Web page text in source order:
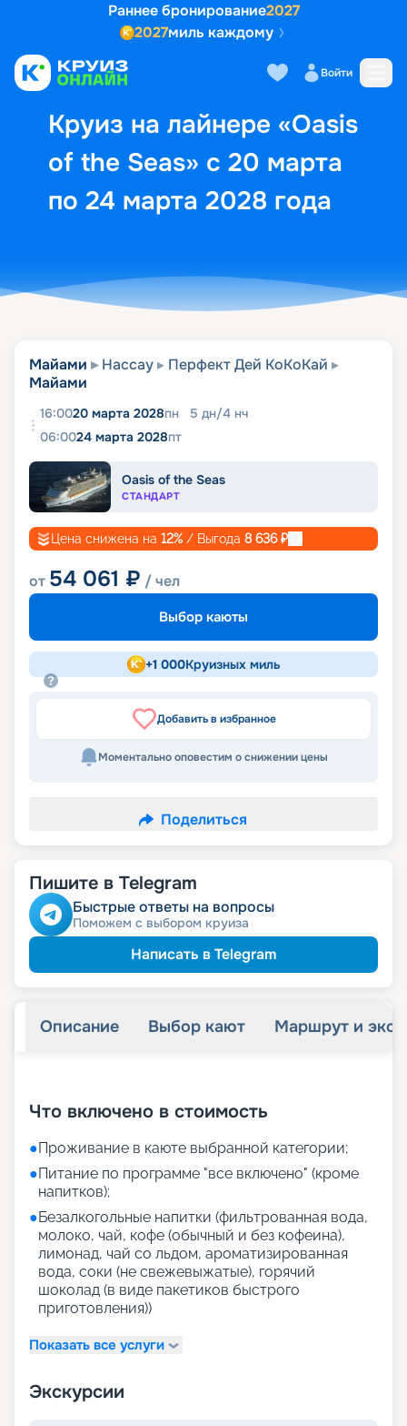
Раннее бронирование2027
2027миль каждому
Войти
Круиз на лайнере «Oasis
of the Seas» с 20 марта
по 24 марта 2028 года
Выбор кают Маршрут и
Майами Нассау
Перфект Дей КоКоКай
Майами
16:0020 марта 2028пн 5 дн/4 нч
06:0024 марта 2028пт
Oasis of the Seas
СТАНДАРТ
Цена снижена на 12% / Выгода 8 636₽
от 54 061 ₽ / чел
Выбор каюты
+1 000Круизных миль
Добавить в избранное
Моментально оповестим о снижении цены
Поделиться
Пишите в Telegram
Быстрые ответы на вопросы
Поможем с выбором круиза
Написать в Telegram
Описание Выбор кают Маршрут и
Что включено в стоимость
●Проживание в каюте выбранной категории;
●Питание по программе "все включено" (кроме
напитков);
●Безалкогольные напитки (фильтрованная вода,
молоко, чай, кофе (обычный и без кофеина),
лимонад, чай со льдом, ароматизированная
вода, соки (не свежевыжатые), горячий
шоколад (в виде пакетиков быстрого
приготовления))
Показать все услуги
Экскурсии